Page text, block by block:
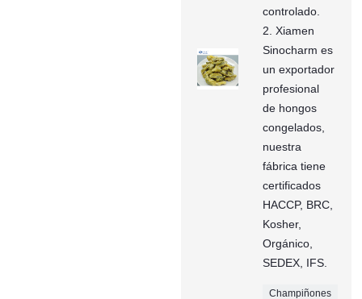
controlado.
2. Xiamen
Sinocharm es
un exportador
profesional
de hongos
congelados,
nuestra
fábrica tiene
certificados
HACCP, BRC,
Kosher,
Orgánico,
SEDEX, IFS.
Champiñones